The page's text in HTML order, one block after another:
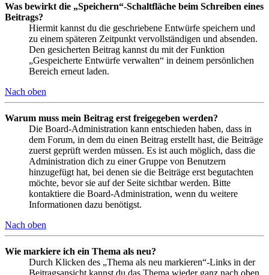
Was bewirkt die „Speichern“-Schaltfläche beim Schreiben eines
Beitrags?
Hiermit kannst du die geschriebene Entwürfe speichern und
zu einem späteren Zeitpunkt vervollständigen und absenden.
Den gesicherten Beitrag kannst du mit der Funktion
„Gespeicherte Entwürfe verwalten“ in deinem persönlichen
Bereich erneut laden.
Nach oben
Warum muss mein Beitrag erst freigegeben werden?
Die Board-Administration kann entschieden haben, dass in
dem Forum, in dem du einen Beitrag erstellt hast, die Beiträge
zuerst geprüft werden müssen. Es ist auch möglich, dass die
Administration dich zu einer Gruppe von Benutzern
hinzugefügt hat, bei denen sie die Beiträge erst begutachten
möchte, bevor sie auf der Seite sichtbar werden. Bitte
kontaktiere die Board-Administration, wenn du weitere
Informationen dazu benötigst.
Nach oben
Wie markiere ich ein Thema als neu?
Durch Klicken des „Thema als neu markieren“-Links in der
Beitragsansicht kannst du das Thema wieder ganz nach oben